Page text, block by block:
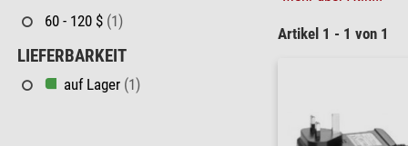
60 - 120 $ (1)
LIEFERBARKEIT
auf Lager (1)
Artikel 1 - 1 von 1